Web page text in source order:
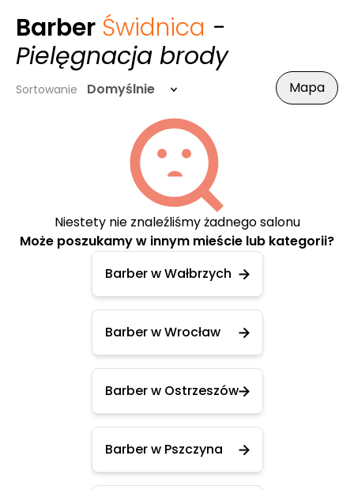
Barber Świdnica -
Pielęgnacja brody
Sortowanie Domyślnie Mapa
Niestety nie znaleźliśmy żadnego salonu
Może poszukamy w innym mieście lub kategorii?
Barber w Wałbrzych
Barber w Wrocław
Barber w Ostrzeszów
Barber w Pszczyna